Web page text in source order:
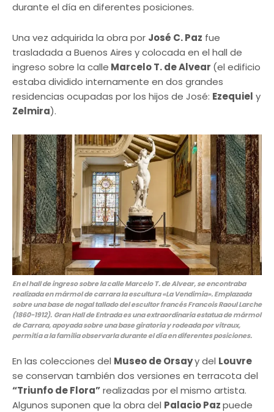
durante el día en diferentes posiciones.
Una vez adquirida la obra por José C. Paz fue
trasladada a Buenos Aires y colocada en el hall de
ingreso sobre la calle Marcelo T. de Alvear (el edificio
estaba dividido internamente en dos grandes
residencias ocupadas por los hijos de José: Ezequiel y
Zelmira).
En el hall de ingreso sobre la calle Marcelo T. de Alvear, se encontraba
realizada en mármol de carrara la escultura «La Vendimia». Emplazada
sobre una base de nogal tallado del escultor francés Francois Raoul Larche
(1860-1912). Gran Hall de Entrada es una extraordinaria estatua de mármol
de Carrara, apoyada sobre una base giratoria y rodeada por vitraux,
permitía a la familia observarla durante el día en diferentes posiciones.
En las colecciones del Museo de Orsayy del Louvre
se conservan también dos versiones en terracota del
“Triunfo de Flora”realizadas por el mismo artista.
Algunos suponen que la obra del Palacio Pazpuede